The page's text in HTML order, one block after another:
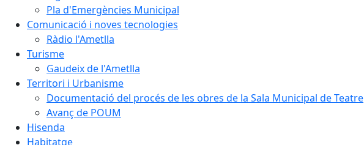
Pla d'Emergències Municipal
Comunicació i noves tecnologies
Ràdio l'Ametlla
Turisme
Gaudeix de l'Ametlla
Territori i Urbanisme
Documentació del procés de les obres de la Sala Municipal de Teatre
Avanç de POUM
Hisenda
Habitatge